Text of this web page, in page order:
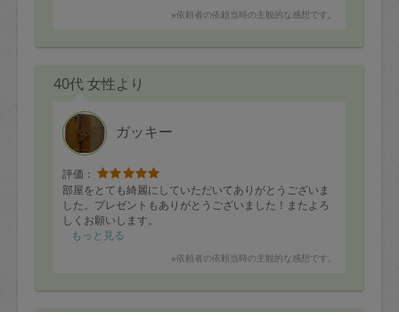
※依頼者の依頼当時の主観的な感想です。
40代 女性より
ガッキー
評価：
部屋をとても綺麗にしていただいてありがとうございま
した。プレゼントもありがとうございました！またよろ
しくお願いします。
もっと見る
※依頼者の依頼当時の主観的な感想です。